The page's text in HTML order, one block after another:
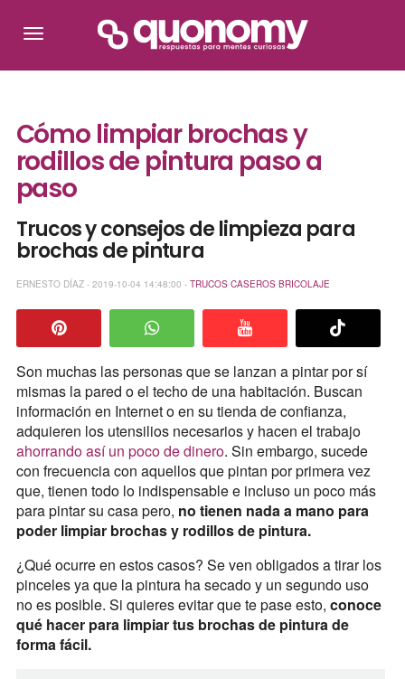
Cómo limpiar brochas y
rodillos de pintura paso a
paso
Trucos y consejos de limpieza para
brochas de pintura
ERNESTO DÍAZ - 2019-10-04 14:48:00 - TRUCOS CASEROS BRICOLAJE
Son muchas las personas que se lanzan a pintar por sí
mismas la pared o el techo de una habitación. Buscan
información en Internet o en su tienda de confianza,
adquieren los utensilios necesarios y hacen el trabajo
ahorrando así un poco de dinero. Sin embargo, sucede
con frecuencia con aquellos que pintan por primera vez
que, tienen todo lo indispensable e incluso un poco más
para pintar su casa pero, no tienen nada a mano para
poder limpiar brochas y rodillos de pintura.
¿Qué ocurre en estos casos? Se ven obligados a tirar los
pinceles ya que la pintura ha secado y un segundo uso
no es posible. Si quieres evitar que te pase esto, conoce
qué hacer para limpiar tus brochas de pintura de
forma fácil.